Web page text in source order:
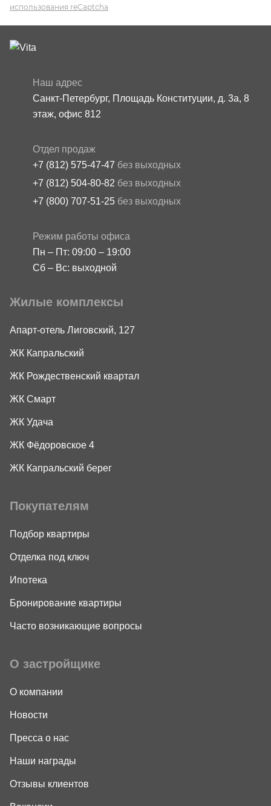
использования reCaptcha
Наш адрес
Санкт-Петербург, Площадь Конституции, д. 3а, 8
этаж, офис 812
Отдел продаж
+7 (812) 575-47-47 без выходных
+7 (812) 504-80-82 без выходных
+7 (800) 707-51-25 без выходных
Режим работы офиса
Пн – Пт: 09:00 – 19:00
Сб – Вс: выходной
Жилые комплексы
Апарт-отель Лиговский, 127
ЖК Капральский
ЖК Рождественский квартал
ЖК Смарт
ЖК Удача
ЖК Фёдоровское 4
ЖК Капральский берег
Покупателям
Подбор квартиры
Отделка под ключ
Ипотека
Бронирование квартиры
Часто возникающие вопросы
О застройщике
О компании
Новости
Пресса о нас
Наши награды
Отзывы клиентов